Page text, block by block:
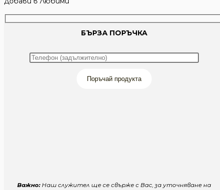
БЪРЗА ПОРЪЧКА
Поръчай продукта
Важно:Наш служител ще се свърже с Вас, за уточняване на